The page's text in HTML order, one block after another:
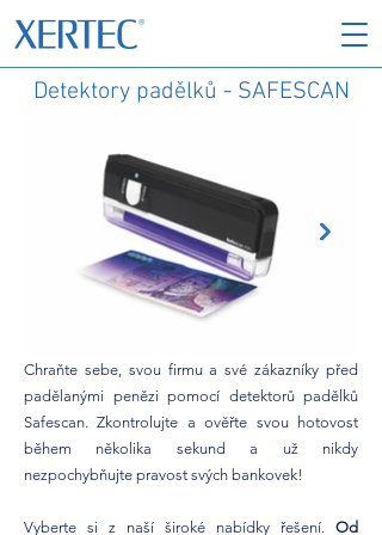
Detektory padělků - SAFESCAN
Chraňte sebe, svou firmu a své zákazníky před
padělanými penězi pomocí detektorů padělků
Safescan. Zkontrolujte a ověřte svou hotovost
během několika sekund a už nikdy
nezpochybňujte pravost svých bankovek!
Vyberte si z naší široké nabídky řešení. Od